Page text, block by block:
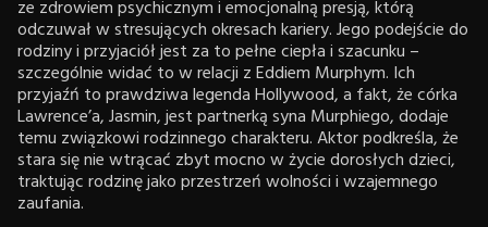
ze zdrowiem psychicznym i emocjonalną presją, którą
odczuwał w stresujących okresach kariery. Jego podejście do
rodziny i przyjaciół jest za to pełne ciepła i szacunku –
szczególnie widać to w relacji z Eddiem Murphym. Ich
przyjaźń to prawdziwa legenda Hollywood, a fakt, że córka
Lawrence’a, Jasmin, jest partnerką syna Murphiego, dodaje
temu związkowi rodzinnego charakteru. Aktor podkreśla, że
stara się nie wtrącać zbyt mocno w życie dorosłych dzieci,
traktując rodzinę jako przestrzeń wolności i wzajemnego
zaufania.